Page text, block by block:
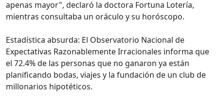
apenas mayor", declaró la doctora Fortuna Lotería,
mientras consultaba un oráculo y su horóscopo.
Estadística absurda: El Observatorio Nacional de
Expectativas Razonablemente Irracionales informa que
el 72.4% de las personas que no ganaron ya están
planificando bodas, viajes y la fundación de un club de
millonarios hipotéticos.